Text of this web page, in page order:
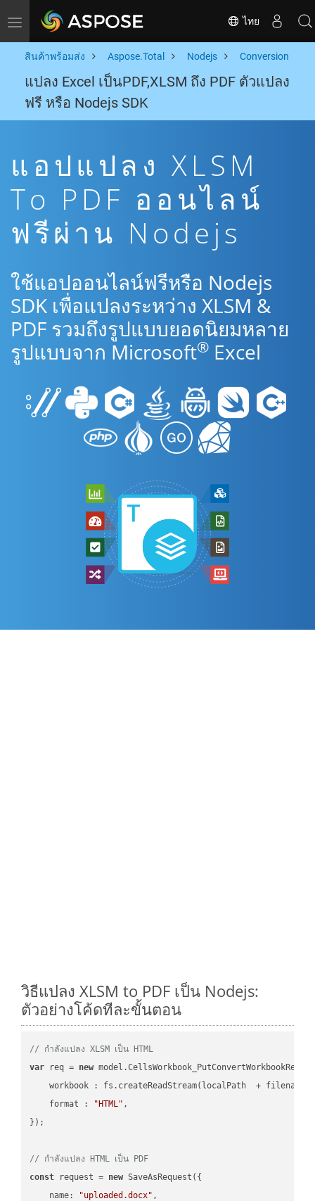
Toggle navigation ไทย
สินค้าพร้อมส่ง Aspose.Total Nodejs Conversion
แปลง Excel เป็นPDF,XLSM ถึง PDF ตัวแปลง
ฟรี หรือ Nodejs SDK
แอปแปลง XLSM
To PDF ออนไลน์
ฟรีผ่าน Nodejs
ใช้แอปออนไลน์ฟรีหรือ Nodejs
SDK เพื่อแปลงระหว่าง XLSM &
PDF รวมถึงรูปแบบยอดนิยมหลาย
รูปแบบจาก Microsoft® Excel
วิธีแปลง XLSM to PDF เป็น Nodejs:
ตัวอย่างโค้ดทีละขั้นตอน
// กำลังแปลง XLSM เป็น HTML
var req = new
workbook : fs.createReadStream(localPath  + filename
format : "HTML" ,
});
// กำลังแปลง HTML เป็น PDF
const request = new SaveAsRequest({
name: "uploaded.docx" ,